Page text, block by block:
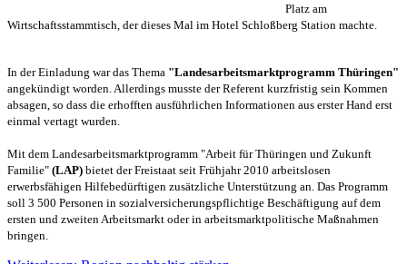
Platz am
Wirtschaftsstammtisch, der dieses Mal im Hotel Schloßberg Station machte.
In der Einladung war das Thema "Landesarbeitsmarktprogramm Thüringen"
angekündigt worden. Allerdings musste der Referent kurzfristig sein Kommen
absagen, so dass die erhofften ausführlichen Informationen aus erster Hand erst
einmal vertagt wurden.
Mit dem Landesarbeitsmarktprogramm "Arbeit für Thüringen und Zukunft
Familie" (LAP) bietet der Freistaat seit Frühjahr 2010 arbeitslosen
erwerbsfähigen Hilfebedürftigen zusätzliche Unterstützung an. Das Programm
soll 3 500 Personen in sozialversicherungspflichtige Beschäftigung auf dem
ersten und zweiten Arbeitsmarkt oder in arbeitsmarktpolitische Maßnahmen
bringen.